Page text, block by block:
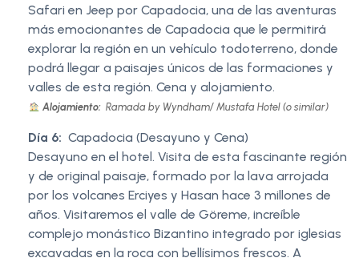
Safari en Jeep por Capadocia, una de las aventuras
más emocionantes de Capadocia que le permitirá
explorar la región en un vehículo todoterreno, donde
podrá llegar a paisajes únicos de las formaciones y
valles de esta región. Cena y alojamiento.
Alojamiento: Ramada by Wyndham/ Mustafa Hotel (o similar)
Día 6: Capadocia (Desayuno y Cena)
Desayuno en el hotel. Visita de esta fascinante región
y de original paisaje, formado por la lava arrojada
por los volcanes Erciyes y Hasan hace 3 millones de
años. Visitaremos el valle de Göreme, increíble
complejo monástico Bizantino integrado por iglesias
excavadas en la roca con bellísimos frescos. A